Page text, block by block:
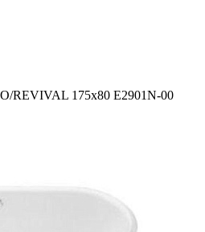
REVIVAL 175х80 E2901N-00